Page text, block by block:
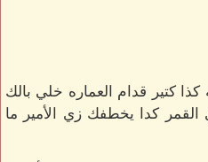
كتير قدام العماره خلي بالك
كدا يخطفك زي الأمير ما